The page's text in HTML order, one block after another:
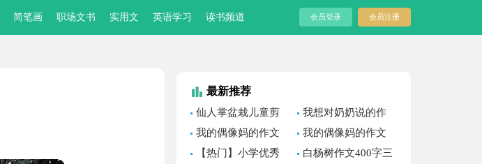
简笔画 职场文书 实用文 英语学习 读书频道 会员登录 会员注册
最新推荐
仙人掌盆栽儿童剪
纸教程
我想对奶奶说的作
文(汇编11篇)
我的偶像妈的作文
500字汇编八篇
我的偶像妈的作文
600字汇编六篇
【热门】小学优秀
白杨树作文400字三